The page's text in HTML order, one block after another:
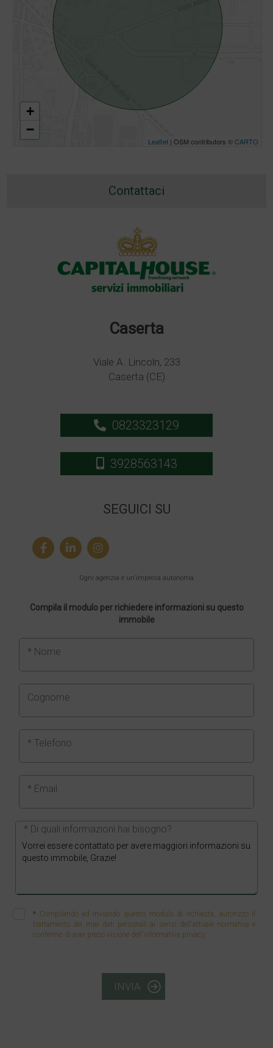
+
−
Leaflet| OSM contributors ©CARTO
Contattaci
Caserta
Viale A. Lincoln, 233
Caserta (CE)
0823323129
3928563143
SEGUICI SU
Ogni agenzia è un’impresa autonoma
Compila il modulo per richiedere informazioni su questo
immobile
* Nome
Cognome
* Telefono
* Email
* Di quali informazioni hai bisogno?
* Compilando ed inviando questo modulo di richiesta, autorizzo il
trattamento dei miei dati personali ai sensi dell'attuale normativa e
confermo di aver preso visione dell'informativa privacy.
INVIA